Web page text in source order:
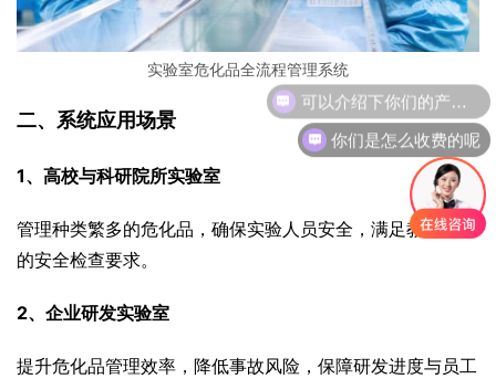
实验室危化品全流程管理系统
二、系统应用场景
1、高校与科研院所实验室
管理种类繁多的危化品，确保实验人员安全，满足教育部门
的安全检查要求。
2、企业研发实验室
提升危化品管理效率，降低事故风险，保障研发进度与员工
可以介绍下你们的产品么
你们是怎么收费的呢